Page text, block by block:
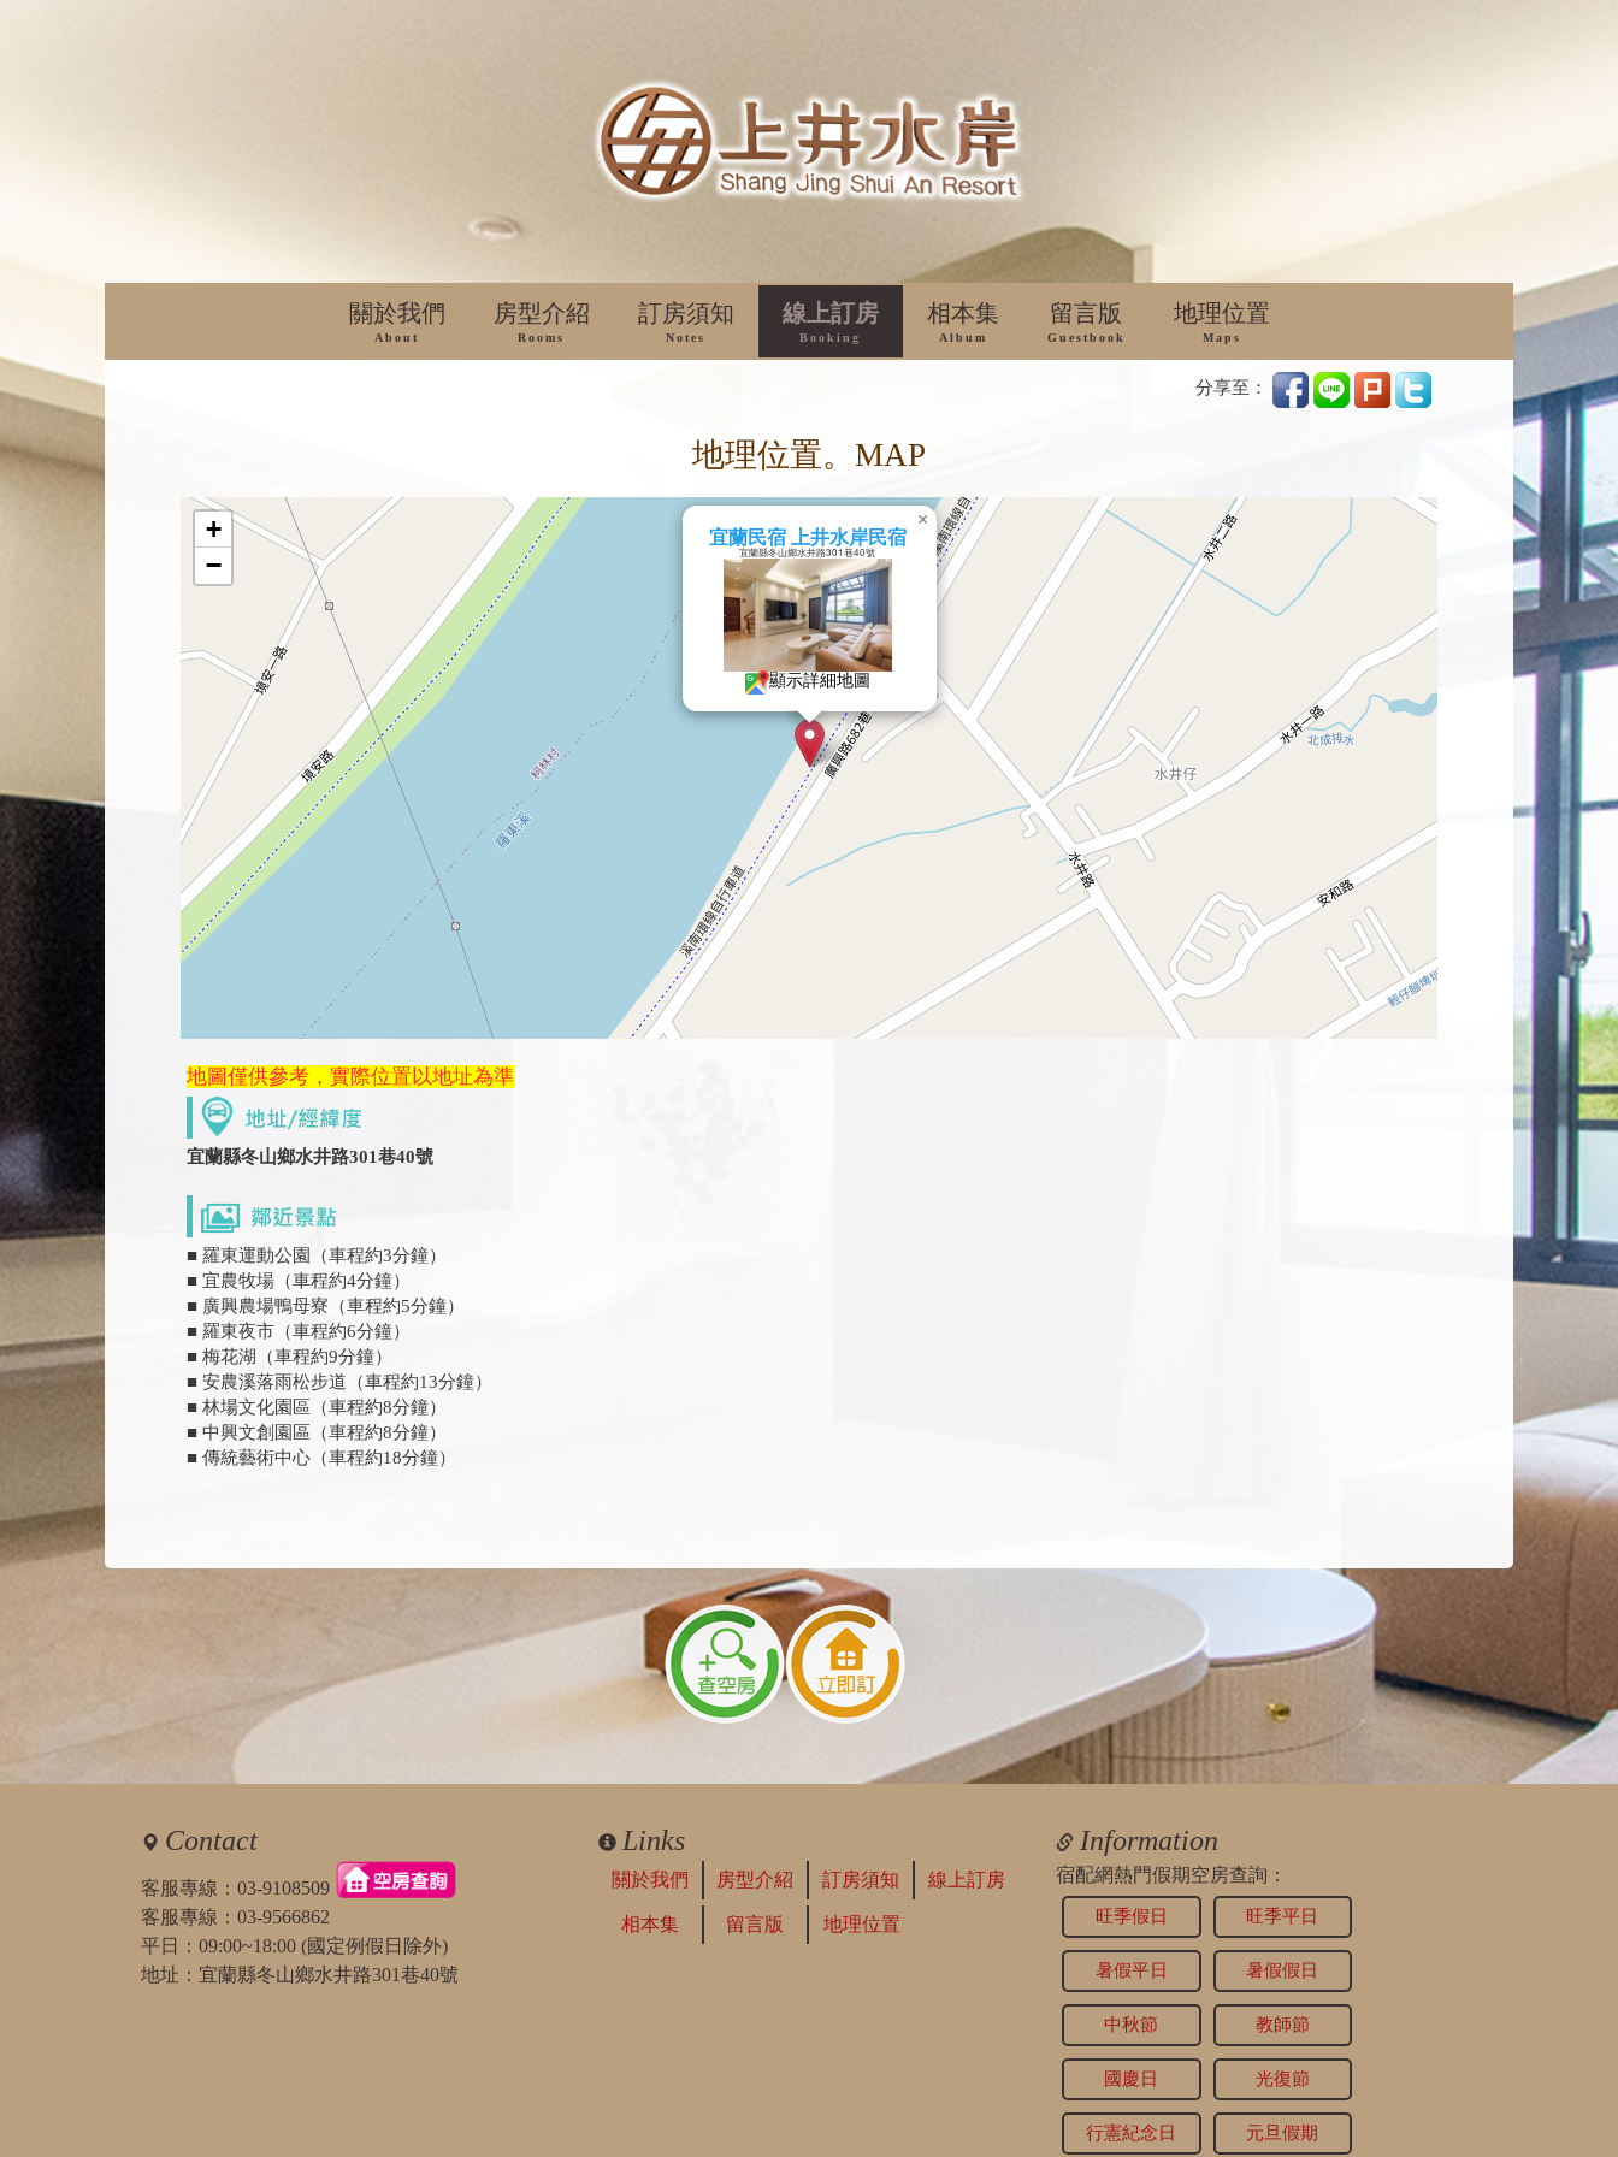
關於我們
About
房型介紹
Rooms
訂房須知
Notes
線上訂房
Booking
相本集
Album
留言版
Guestbook
地理位置
Maps
分享至：
地理位置。MAP
宜蘭民宿 上井水岸民宿
宜蘭縣冬山鄉水井路301巷40號
顯示詳細地圖
×
+
−
地圖僅供參考，實際位置以地址為準
宜蘭縣冬山鄉水井路301巷40號
■ 羅東運動公園（車程約3分鐘）
■ 宜農牧場（車程約4分鐘）
■ 廣興農場鴨母寮（車程約5分鐘）
■ 羅東夜市（車程約6分鐘）
■ 梅花湖（車程約9分鐘）
■ 安農溪落雨松步道（車程約13分鐘）
■ 林場文化園區（車程約8分鐘）
■ 中興文創園區（車程約8分鐘）
■ 傳統藝術中心（車程約18分鐘）
Contact
客服專線： 03-9108509
客服專線： 03-9566862
平日：09:00~18:00 (國定例假日除外)
地址：宜蘭縣冬山鄉水井路301巷40號
Links
關於我們 房型介紹 訂房須知 線上訂房
相本集 留言版 地理位置
Information
宿配網熱門假期空房查詢：
旺季假日 旺季平日
暑假平日 暑假假日
中秋節 教師節
國慶日 光復節
行憲紀念日 元旦假期